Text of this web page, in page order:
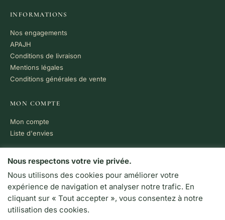
INFORMATIONS
Nos engagements
APAJH
Conditions de livraison
Mentions légales
Conditions générales de vente
MON COMPTE
Mon compte
Liste d'envies
PAIEMENT 100% SÉCURISÉ
VISA MC CB
LIVRAISON RAPIDE
Colissimo · Chronopost
Nous respectons votre vie privée.
Nous utilisons des cookies pour améliorer votre
expérience de navigation et analyser notre trafic. En
cliquant sur « Tout accepter », vous consentez à notre
utilisation des cookies.